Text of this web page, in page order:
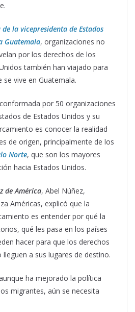
la vicepresidenta de Estados
Guatemala, organizaciones no
por los derechos de los
también han viajado para
vive en Guatemala.
por 50 organizaciones
de Estados Unidos y su
es conocer la realidad
de origen, principalmente de los
Norte, que son los mayores
hacia Estados Unidos.
de América, Abel Núñez,
Américas, explicó que la
es entender por qué la
qué les pasa en los países
hacer para que los derechos
a sus lugares de destino.
ha mejorado la política
migrantes, aún se necesita